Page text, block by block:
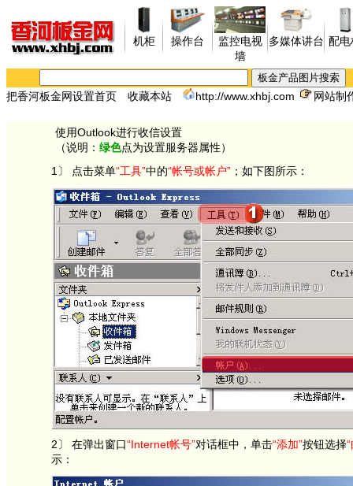
机柜 操作台
监控电视
墙
多媒体讲台 配电
把香河板金网设置首页 收藏本站 http://www.xhbj.com 网站制
使用Outlook进行收信设置
（说明： 绿色点为设置服务器属性）
1〕 点击菜单“工具”中的“帐号或帐户”；如下图所示：
2〕 在弹出窗口“Internet帐号”对话框中，单击“添加”按钮选择
示：